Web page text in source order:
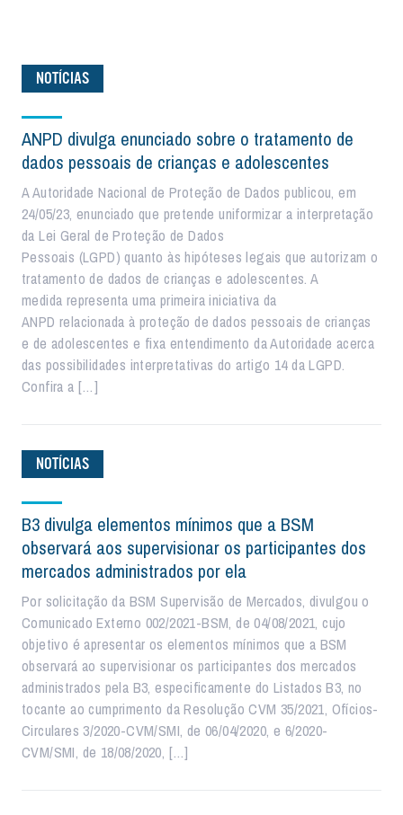
NOTÍCIAS
ANPD divulga enunciado sobre o tratamento de
dados pessoais de crianças e adolescentes
A Autoridade Nacional de Proteção de Dados publicou, em
24/05/23, enunciado que pretende uniformizar a interpretação
da Lei Geral de Proteção de Dados
Pessoais (LGPD) quanto às hipóteses legais que autorizam o
tratamento de dados de crianças e adolescentes. A
medida representa uma primeira iniciativa da
ANPD relacionada à proteção de dados pessoais de crianças
e de adolescentes e fixa entendimento da Autoridade acerca
das possibilidades interpretativas do artigo 14 da LGPD.
Confira a […]
NOTÍCIAS
B3 divulga elementos mínimos que a BSM
observará aos supervisionar os participantes dos
mercados administrados por ela
Por solicitação da BSM Supervisão de Mercados, divulgou o
Comunicado Externo 002/2021-BSM, de 04/08/2021, cujo
objetivo é apresentar os elementos mínimos que a BSM
observará ao supervisionar os participantes dos mercados
administrados pela B3, especificamente do Listados B3, no
tocante ao cumprimento da Resolução CVM 35/2021, Ofícios-
Circulares 3/2020-CVM/SMI, de 06/04/2020, e 6/2020-
CVM/SMI, de 18/08/2020, […]